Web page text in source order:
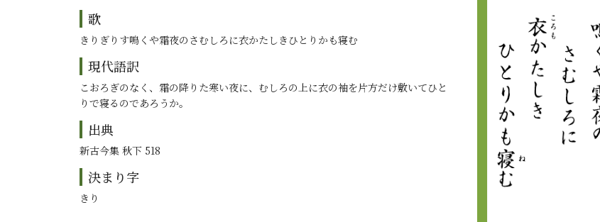
歌
きりぎりす鳴くや霜夜のさむしろに衣かたしきひとりかも寝む
現代語訳
こおろぎのなく、霜の降りた寒い夜に、むしろの上に衣の袖を片方だけ敷いてひと
りで寝るのであろうか。
出典
新古今集 秋下 518
決まり字
きり